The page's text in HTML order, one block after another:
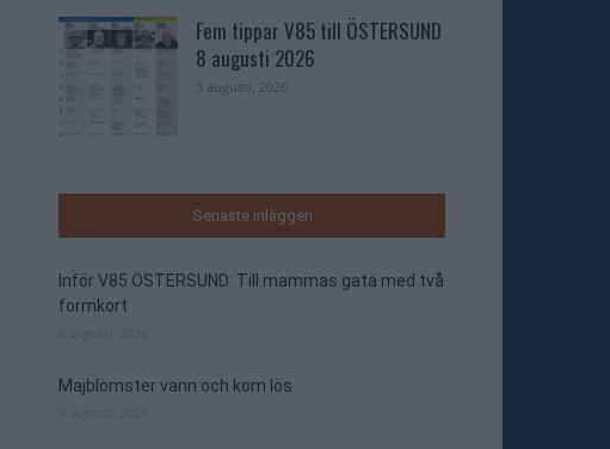
Fem tippar V85 till ÖSTERSUND
8 augusti 2026
3 augusti, 2026
Senaste inläggen
Inför V85 ÖSTERSUND: Till mammas gata med två
formkort
Majblomster vann och kom lös